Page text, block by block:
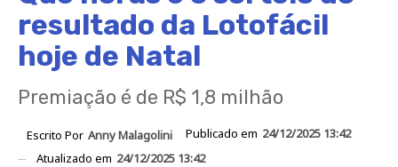
resultado da Lotofácil
hoje de Natal
Premiação é de R$ 1,8 milhão
Escrito Por Anny Malagolini Publicado em 24/12/2025 13:42
Atualizado em 24/12/2025 13:42